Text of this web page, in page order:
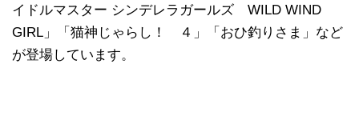
イドルマスター シンデレラガールズ WILD WIND
GIRL」「猫神じゃらし！ ４」「おひ釣りさま」など
が登場しています。